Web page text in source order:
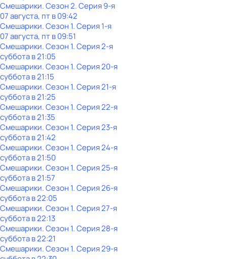
Смешарики. Сезон 2. Серия 9-я
07 августа, пт в 09:42
Смешарики. Сезон 1. Серия 1-я
07 августа, пт в 09:51
Смешарики. Сезон 1. Серия 2-я
субботав21:05
Смешарики. Сезон 1. Серия 20-я
субботав21:15
Смешарики. Сезон 1. Серия 21-я
субботав21:25
Смешарики. Сезон 1. Серия 22-я
субботав21:35
Смешарики. Сезон 1. Серия 23-я
субботав21:42
Смешарики. Сезон 1. Серия 24-я
субботав21:50
Смешарики. Сезон 1. Серия 25-я
субботав21:57
Смешарики. Сезон 1. Серия 26-я
субботав22:05
Смешарики. Сезон 1. Серия 27-я
субботав22:13
Смешарики. Сезон 1. Серия 28-я
субботав22:21
Смешарики. Сезон 1. Серия 29-я